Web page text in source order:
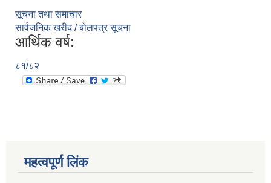
सूचना तथा समाचार
सार्वजनिक खरीद / बोलपत्र सूचना
आर्थिक वर्ष:
८१/८२
महत्वपूर्ण लिंक